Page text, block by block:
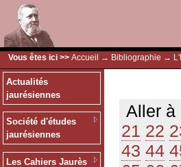
Vous êtes ici >> Accueil → Bibliographie →
Actualités
jaurésiennes
Société d'études
jaurésiennes
Les Cahiers Jaurès
Aller à
21 22
43 44